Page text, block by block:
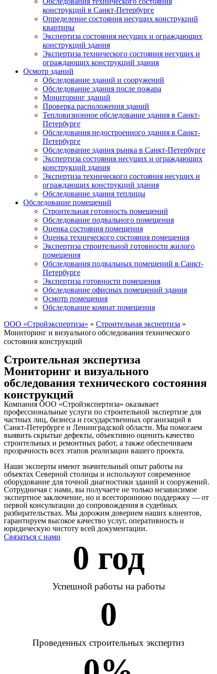
конструкций в Санкт-Петербурге
Определение состояния несущих конструкций
квартиры
Экспертиза состояния несущих и ограждающих
конструкций здания
Экспертиза технического состояния несущих и
ограждающих конструкций здания
Осмотр зданий
Обследование зданий и сооружений
Обследование здания после пожара
Мониторинг зданий
Проверка расположения зданий
Тепловизионное обследование здания в Санкт-
Петербурге
Обследования недостроенного здания в Санкт-
Петербурге
Обследование здания рынка в Санкт-Петербурге
Экспертиза состояния несущих и ограждающих
конструкций здания
Экспертиза технического состояния несущих и
ограждающих конструкций здания
Обследование здания теплицы
Обследование помещений
Строительная готовность помещений
Обследование подвального помещения
Оценка состояния помещения
Оценка технического состояния помещения
Экспертиза строительной готовности жилого
помещения
Обследования подвальных помещений в Санкт-
Петербурге
Экспертиза готовности помещения
Обследование офисных помещений здания
Осмотр помещения
Обследование комнат помещения
ООО «Стройэкспертиза» » Строительная экспертиза »
Мониторинг и визуального обследования технического
состояния конструкций
Строительная экспертиза
Мониторинг и визуального
обследования технического состояния
конструкций
Компания ООО «Стройэкспертиза» оказывает
профессиональные услуги по строительной экспертизе для
частных лиц, бизнеса и государственных организаций в
Санкт-Петербурге и Ленинградской области. Мы помогаем
выявить скрытые дефекты, объективно оценить качество
строительных и ремонтных работ, а также обеспечиваем
прозрачность всех этапов реализации вашего проекта.
Наши эксперты имеют значительный опыт работы на
объектах Северной столицы и используют современное
оборудование для точной диагностики зданий и сооружений.
Сотрудничая с нами, вы получаете не только независимое
экспертное заключение, но и всестороннюю поддержку — от
первой консультации до сопровождения в судебных
разбирательствах. Мы дорожим доверием наших клиентов,
гарантируем высокое качество услуг, оперативность и
юридическую чистоту всей документации.
Связаться с нами
0 год
Успешной работы на работы
0
Проведенных строительных экспертиз